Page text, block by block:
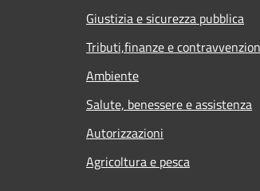
Giustizia e sicurezza pubblica
Tributi,finanze e
Ambiente
Salute, benessere e assistenza
Autorizzazioni
Agricoltura e pesca